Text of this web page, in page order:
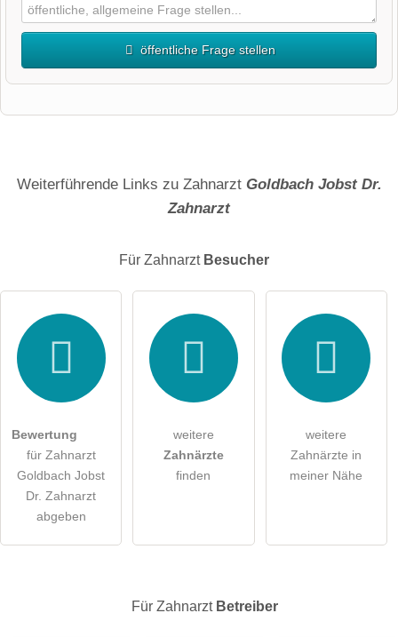
öffentliche Frage stellen
Hiermit akzeptiere ich die .
Die Datenschutzerklärunghabe ich zur Kenntnis genommen.
Klicken Sie hier um eine
Weiterführende Links zu Zahnarzt Goldbach Jobst Dr.
Zahnarzt
Für Zahnarzt Besucher
Bewertung
für Zahnarzt
Goldbach Jobst
Dr. Zahnarzt
abgeben
weitere
Zahnärzte
finden
weitere
Zahnärzte in
meiner Nähe
Für Zahnarzt Betreiber